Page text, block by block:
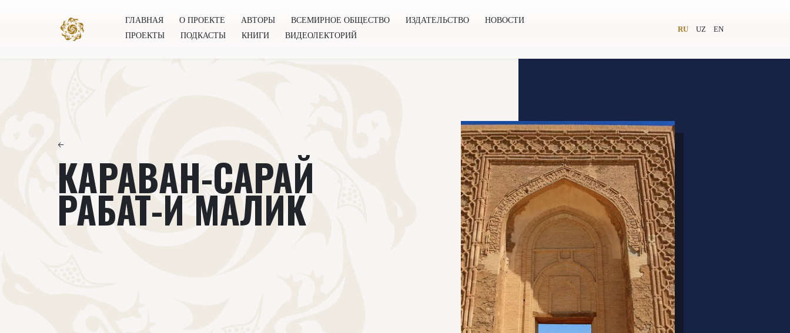
ГЛАВНАЯ О ПРОЕКТЕ АВТОРЫ ВСЕМИРНОЕ ОБЩЕСТВО ИЗДАТЕЛЬСТВО
НОВОСТИ
ПРОЕКТЫ
ПОДКАСТЫ КНИГИ ВИДЕОЛЕКТОРИЙ
RU UZ EN
←
КАРАВАН-САРАЙ
РАБАТ-И МАЛИК